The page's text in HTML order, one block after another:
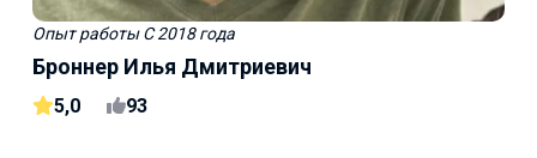
Опыт работыС 2018 года
Броннер Илья Дмитриевич
5,0 93